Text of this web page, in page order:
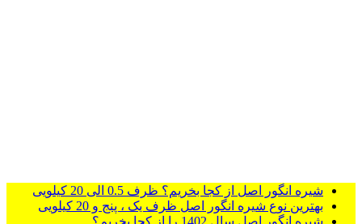
شیره انگور اصل از کجا بخریم؟ ظرف 0.5 الی 20 کیلویی
بهترین نوع شیره انگور اصل ظرف یک ، پنج و 20 کیلویی
شیره انگور اصل سال 1402 را از کجا بخریم؟